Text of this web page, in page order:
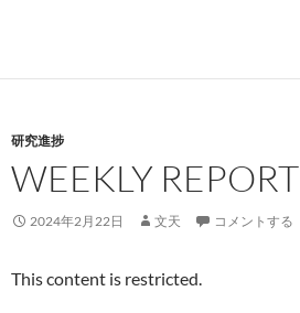
研究進捗
WEEKLY REPORT
2024年2月22日 文天 コメントする
This content is restricted.